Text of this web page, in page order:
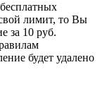
лимит, то Вы
за 10 руб.
будет удалено